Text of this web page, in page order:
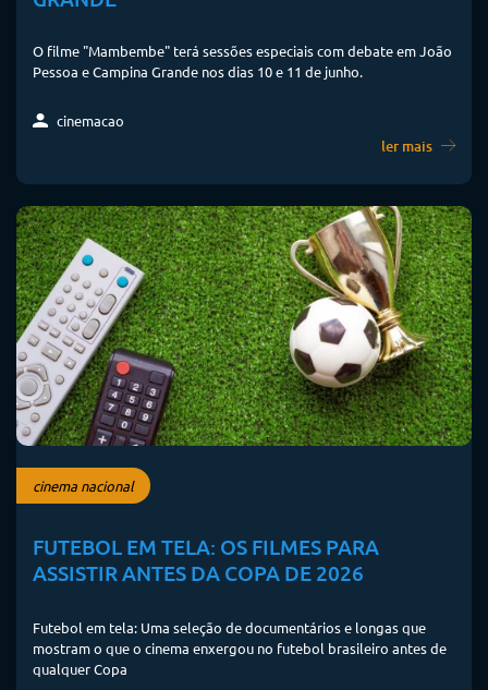
ler mais
cinema nacional
FUTEBOL EM TELA: OS FILMES PARA
ASSISTIR ANTES DA COPA DE 2026
mostram o que o cinema enxergou no futebol brasileiro antes de
qualquer Copa
cinemacao
ler mais